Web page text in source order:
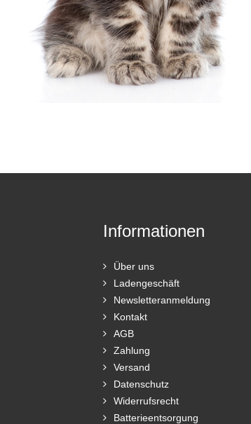
Informationen
Über uns
Ladengeschäft
Newsletteranmeldung
Kontakt
AGB
Zahlung
Versand
Datenschutz
Widerrufsrecht
Batterieentsorgung